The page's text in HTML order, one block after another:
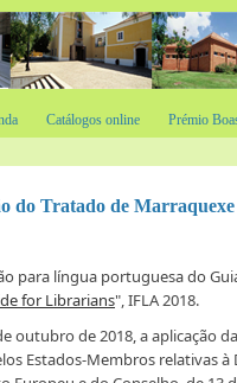
Catálogos online Prémio
do Tratado de Marraquexe
para língua portuguesa do
for Librarians", IFLA 2018.
outubro de 2018, a aplicação
Estados-Membros relativas à